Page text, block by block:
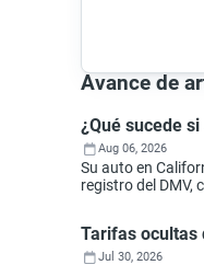
Avance de
¿Qué sucede
Aug 06, 2026
Su auto en
registro del DMV,
Tarifas ocultas
Jul 30, 2026